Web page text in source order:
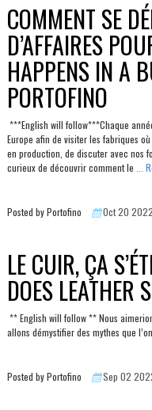
COMMENT SE
D’AFFAIRES
HAPPENS IN A
PORTOFINO
***English will follow***Chaque
Europe afin de visiter les fabriques
en production, de discuter avec nos
curieux de découvrir comment le
...
Posted by Portofino Oct 20 2022
LE CUIR, ÇA
DOES LEATHER
** English will follow ** Nous
allons démystifier des mythes que
Posted by Portofino Sep 02